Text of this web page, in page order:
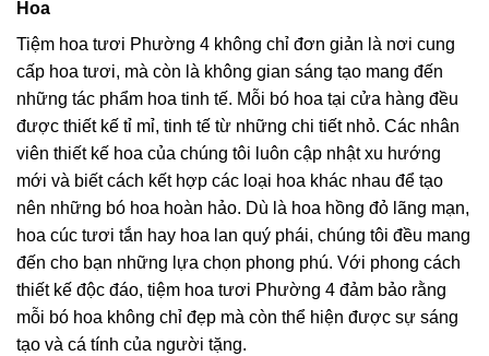
Hoa
Tiệm hoa tươi Phường 4 không chỉ đơn giản là nơi cung
cấp hoa tươi, mà còn là không gian sáng tạo mang đến
những tác phẩm hoa tinh tế. Mỗi bó hoa tại cửa hàng đều
được thiết kế tỉ mỉ, tinh tế từ những chi tiết nhỏ. Các nhân
viên thiết kế hoa của chúng tôi luôn cập nhật xu hướng
mới và biết cách kết hợp các loại hoa khác nhau để tạo
nên những bó hoa hoàn hảo. Dù là hoa hồng đỏ lãng mạn,
hoa cúc tươi tắn hay hoa lan quý phái, chúng tôi đều mang
đến cho bạn những lựa chọn phong phú. Với phong cách
thiết kế độc đáo, tiệm hoa tươi Phường 4 đảm bảo rằng
mỗi bó hoa không chỉ đẹp mà còn thể hiện được sự sáng
tạo và cá tính của người tặng.